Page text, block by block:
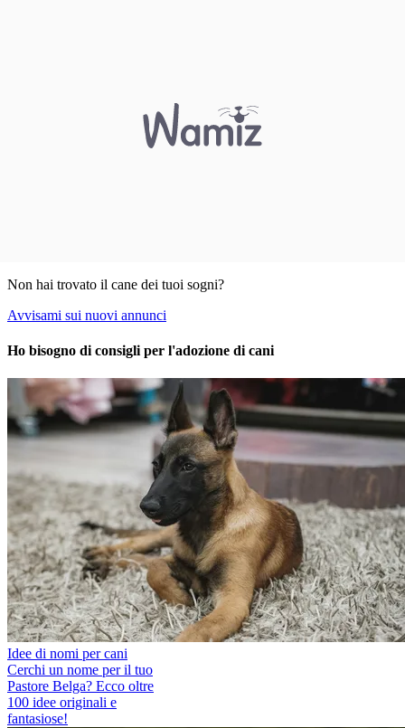
Non hai trovato il cane dei tuoi sogni?
Avvisami sui nuovi annunci
Ho bisogno di consigli per l'adozione di cani
Idee di nomi per cani
Cerchi un nome per il tuo
Pastore Belga? Ecco oltre
100 idee originali e
fantasiose!